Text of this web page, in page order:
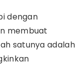
dengan
membuat
satunya adalah